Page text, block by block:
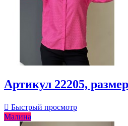
Артикул 22205,
 Быстрый просмотр
Малина